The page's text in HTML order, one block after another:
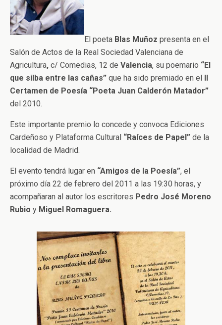
El poeta Blas Muñoz presenta en el
Salón de Actos de la Real Sociedad Valenciana de
Agricultura, c/ Comedias, 12 de Valencia, su poemario “El
que silba entre las cañas” que ha sido premiado en el II
Certamen de Poesía “Poeta Juan Calderón Matador”
del 2010.
Este importante premio lo concede y convoca Ediciones
Cardeñoso y Plataforma Cultural “Raíces de Papel” de la
localidad de Madrid.
El evento tendrá lugar en “Amigos de la Poesía”, el
próximo día 22 de febrero del 2011 a las 19:30 horas, y
acompañaran al autor los escritores Pedro José Moreno
Rubio y Miguel Romaguera.